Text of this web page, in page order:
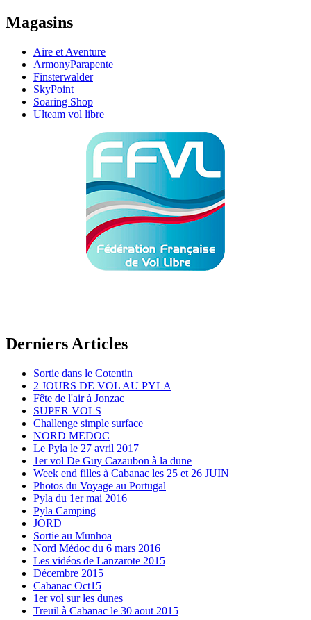
Magasins
Aire et Aventure
ArmonyParapente
Finsterwalder
SkyPoint
Soaring Shop
Ulteam vol libre
Derniers Articles
Sortie dans le Cotentin
2 JOURS DE VOL AU PYLA
Fête de l'air à Jonzac
SUPER VOLS
Challenge simple surface
NORD MEDOC
Le Pyla le 27 avril 2017
1er vol De Guy Cazaubon à la dune
Week end filles à Cabanac les 25 et 26 JUIN
Photos du Voyage au Portugal
Pyla du 1er mai 2016
Pyla Camping
JORD
Sortie au Munhoa
Nord Médoc du 6 mars 2016
Les vidéos de Lanzarote 2015
Décembre 2015
Cabanac Oct15
1er vol sur les dunes
Treuil à Cabanac le 30 aout 2015